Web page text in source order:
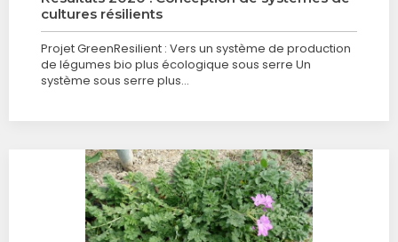
cultures résilients
Projet GreenResilient : Vers un système de production
de légumes bio plus écologique sous serre Un
système sous serre plus…